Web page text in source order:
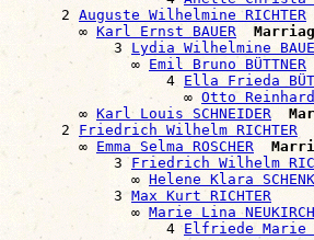
      2
Auguste Wilhelmine RICHTER
        ∞
Karl Ernst BAUER
            3
Lydia Wilhelmine
              ∞
Emil Bruno BÜTTNER
                  4
Ella Frieda
                    ∞
Otto Reinhard
        ∞
Karl Louis SCHNEIDER
      2
Friedrich Wilhelm RICHTER
        ∞
Emma Selma ROSCHER
            3
Friedrich Wilhelm
              ∞
Helene Klara SCHENK
            3
Max Kurt RICHTER
              ∞
Marie Lina
                  4
Elfriede Marie